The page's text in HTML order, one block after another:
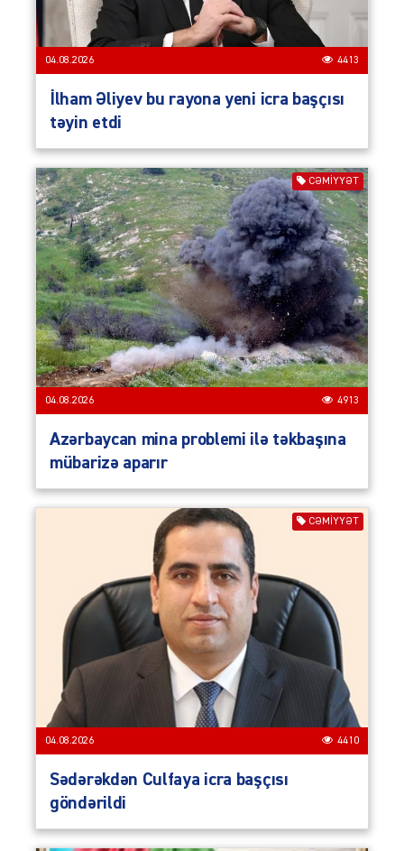
04.08.2026 4413
İlham Əliyev bu rayona yeni icra başçısı
təyin etdi
CƏMIYYƏT
04.08.2026 4913
Azərbaycan mina problemi ilə təkbaşına
mübarizə aparır
CƏMIYYƏT
04.08.2026 4410
Sədərəkdən Culfaya icra başçısı
göndərildi